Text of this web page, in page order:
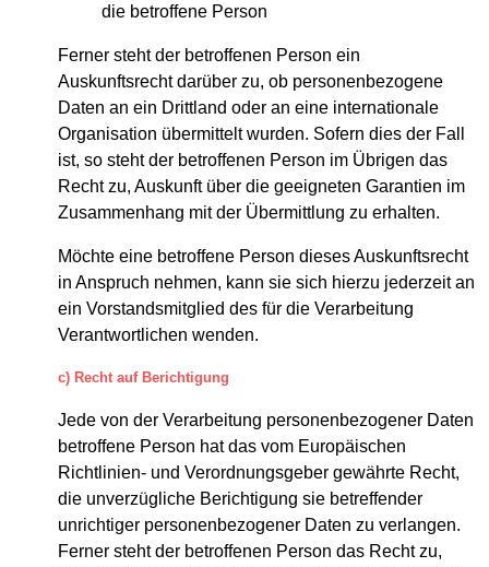
die betroffene Person
Ferner steht der betroffenen Person ein
Auskunftsrecht darüber zu, ob personenbezogene
Daten an ein Drittland oder an eine internationale
Organisation übermittelt wurden. Sofern dies der Fall
ist, so steht der betroffenen Person im Übrigen das
Recht zu, Auskunft über die geeigneten Garantien im
Zusammenhang mit der Übermittlung zu erhalten.
Möchte eine betroffene Person dieses Auskunftsrecht
in Anspruch nehmen, kann sie sich hierzu jederzeit an
ein Vorstandsmitglied des für die Verarbeitung
Verantwortlichen wenden.
c) Recht auf Berichtigung
Jede von der Verarbeitung personenbezogener Daten
betroffene Person hat das vom Europäischen
Richtlinien- und Verordnungsgeber gewährte Recht,
die unverzügliche Berichtigung sie betreffender
unrichtiger personenbezogener Daten zu verlangen.
Ferner steht der betroffenen Person das Recht zu,